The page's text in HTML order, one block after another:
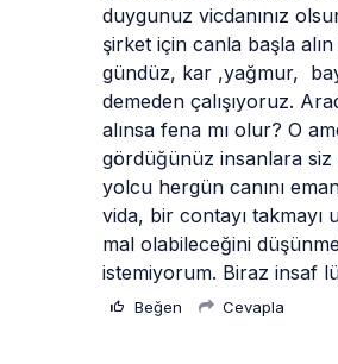
duygunuz vicdanınız
şirket için canla başla
gündüz, kar ,yağmur,
demeden çalışıyoruz.
alınsa fena mı olur? O
gördüğünüz insanlara
yolcu hergün canını
vida, bir contayı takmayı
mal olabileceğini
istemiyorum. Biraz insaf
Beğen Cevapla